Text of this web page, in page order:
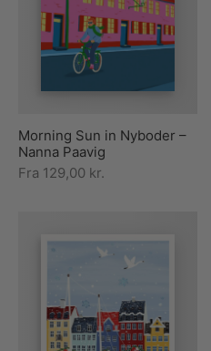
Morning Sun in Nyboder –
Nanna Paavig
Fra 129,00 kr.